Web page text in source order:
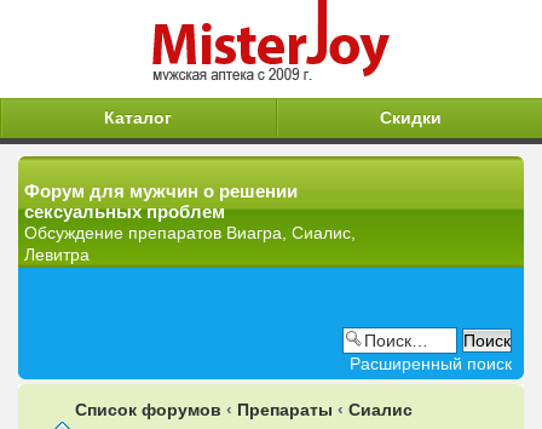
Каталог Скидки
Форум для мужчин о решении
сексуальных проблем
Обсуждение препаратов Виагра, Сиалис,
Левитра
Расширенный поиск
Список форумов ‹ Препараты ‹ Сиалис